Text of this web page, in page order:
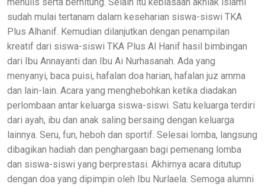
sudah mulai tertanam dalam keseharian siswa-siswi TKA
Plus Alhanif. Kemudian dilanjutkan dengan penampilan
kreatif dari siswa-siswi TKA Plus Al Hanif hasil bimbingan
dari Ibu Annayanti dan Ibu Ai Nurhasanah. Ada yang
menyanyi, baca puisi, hafalan doa harian, hafalan juz amma
dan lain-lain. Acara yang menghebohkan ketika diadakan
perlombaan antar keluarga siswa-siswi. Satu keluarga terdiri
dari ayah, ibu dan anak saling bersaing dengan keluarga
lainnya. Seru, fun, heboh dan sportif. Selesai lomba, langsung
dibagikan hadiah dan penghargaan bagi pemenang lomba
dan siswa-siswi yang berprestasi. Akhirnya acara ditutup
dengan doa yang dipimpin oleh Ibu Nurlaela. Semoga alumni